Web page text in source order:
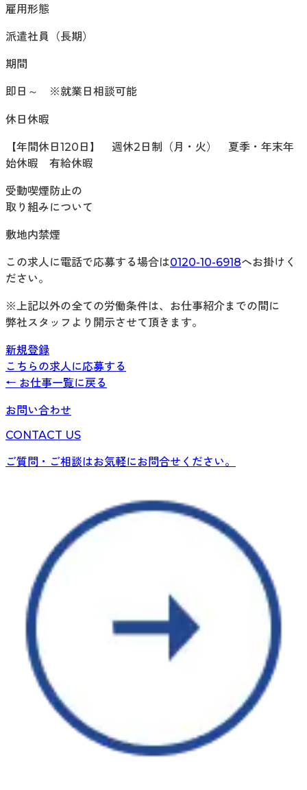
雇用形態
派遣社員（長期）
期間
即日～ ※就業日相談可能
休日休暇
【年間休日120日】 週休2日制（月・火） 夏季・年末年
始休暇 有給休暇
受動喫煙防止の
取り組みについて
敷地内禁煙
この求人に電話で応募する場合は0120-10-6918へお掛けく
ださい。
※上記以外の全ての労働条件は、お仕事紹介までの間に
弊社スタッフより開示させて頂きます。
新規登録
こちらの求人に応募する
← お仕事一覧に戻る
お問い合わせ
CONTACT US
ご質問・ご相談はお気軽にお問合せください。